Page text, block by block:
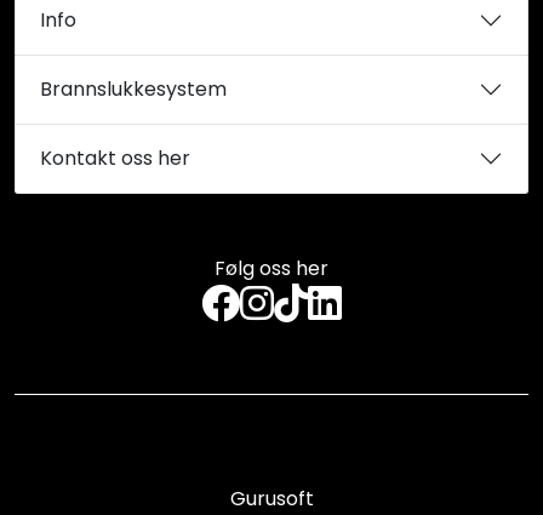
Følg oss her
Info
Brannslukkesystem
Kontakt oss her
Gurusoft